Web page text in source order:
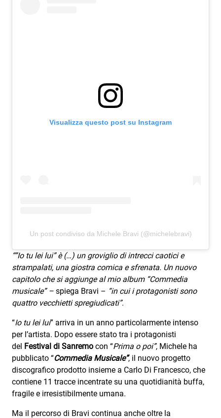
Visualizza questo post su Instagram
Un post condiviso da Michele Bravi (@michelebravi)
“”Io tu lei lui” è (…) un groviglio di intrecci caotici e
strampalati, una giostra comica e sfrenata. Un nuovo
capitolo che si aggiunge al mio album “Commedia
musicale” – spiega Bravi – “in cui i protagonisti sono
quattro vecchietti spregiudicati”.
“Io tu lei lui” arriva in un anno particolarmente intenso
per l’artista. Dopo essere stato tra i protagonisti
del Festival di Sanremo con “Prima o poi”, Michele ha
pubblicato “Commedia Musicale”, il nuovo progetto
discografico prodotto insieme a Carlo Di Francesco, che
contiene 11 tracce incentrate su una quotidianità buffa,
fragile e irresistibilmente umana.
Ma il percorso di Bravi continua anche oltre la